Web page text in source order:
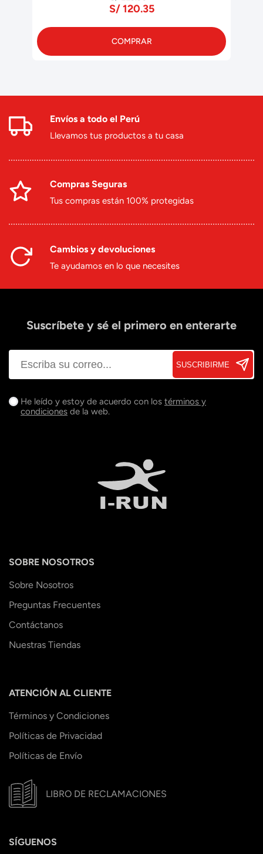
S/ 120.35
COMPRAR
Envíos a todo el Perú
Llevamos tus productos a tu casa
Compras Seguras
Tus compras están 100% protegidas
Cambios y devoluciones
Te ayudamos en lo que necesites
Suscríbete y sé el primero en enterarte
SUSCRIBIRME
He leído y estoy de acuerdo con los términos y
condiciones de la web.
SOBRE NOSOTROS
Sobre Nosotros
Preguntas Frecuentes
Contáctanos
Nuestras Tiendas
ATENCIÓN AL CLIENTE
Términos y Condiciones
Políticas de Privacidad
Políticas de Envío
LIBRO DE RECLAMACIONES
SÍGUENOS